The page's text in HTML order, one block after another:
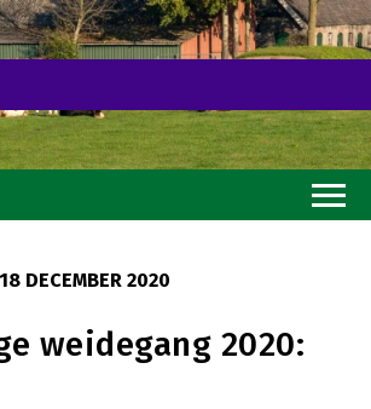
DECEMBER 2020
weidegang 2020: